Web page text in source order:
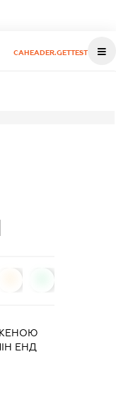
CAHEADER.GETTEST
ЕНД